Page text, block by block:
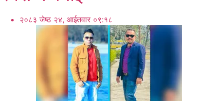
२०८३ जेष्ठ २४, आईतवार ०९:१८